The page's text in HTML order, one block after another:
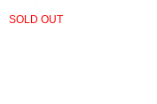
SOLD OUT